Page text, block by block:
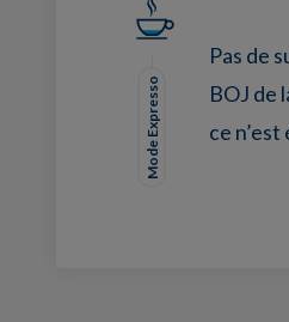
Mode Expresso
Pas de
BOJ de
ce